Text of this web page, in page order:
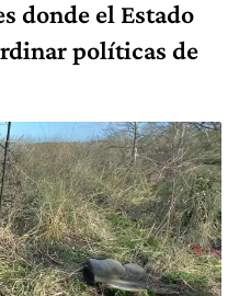
donde el Estado
políticas de